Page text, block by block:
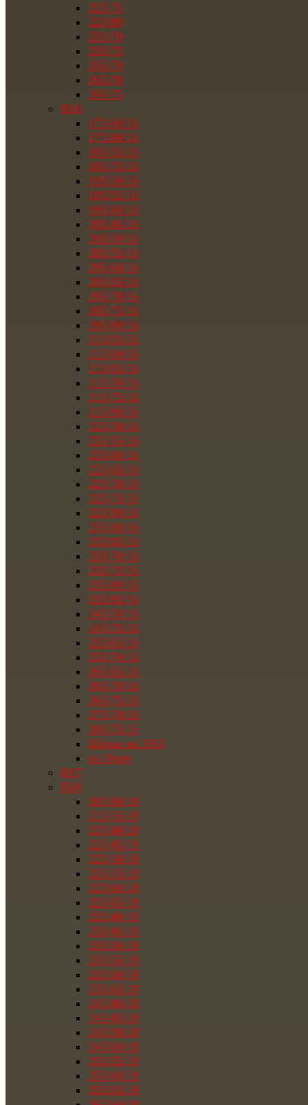
225/75
225/80
235/70
235/75
255/70
265/70
265/75
R16
175/60/16
175/80/16
185/55/16
185/75/16
195/50/16
195/55/16
195/60/16
205/45/16
205/50/16
205/55/16
205/60/16
205/65/16
205/70/16
205/75/16
205/80/16
215/55/16
215/60/16
215/65/16
215/70/16
215/75/16
215/80/16
225/50/16
225/55/16
225/60/16
225/65/16
225/70/16
225/75/16
225/80/16
235/60/16
235/65/16
235/70/16
235/75/16
235/80/16
235/85/16
245/70/16
245/75/16
255/65/16
255/70/16
265/65/16
265/70/16
265/75/16
275/70/16
285/75/16
Шины на УАЗ
на Ниву
R17
R18
285/60/18
215/55/18
225/40/18
225/45/18
225/50/18
225/55/18
225/60/18
225/65/18
235/40/18
235/45/18
235/50/18
235/55/18
235/60/18
235/65/18
245/40/18
245/45/18
245/50/18
245/60/18
255/55/18
255/60/18
255/65/18